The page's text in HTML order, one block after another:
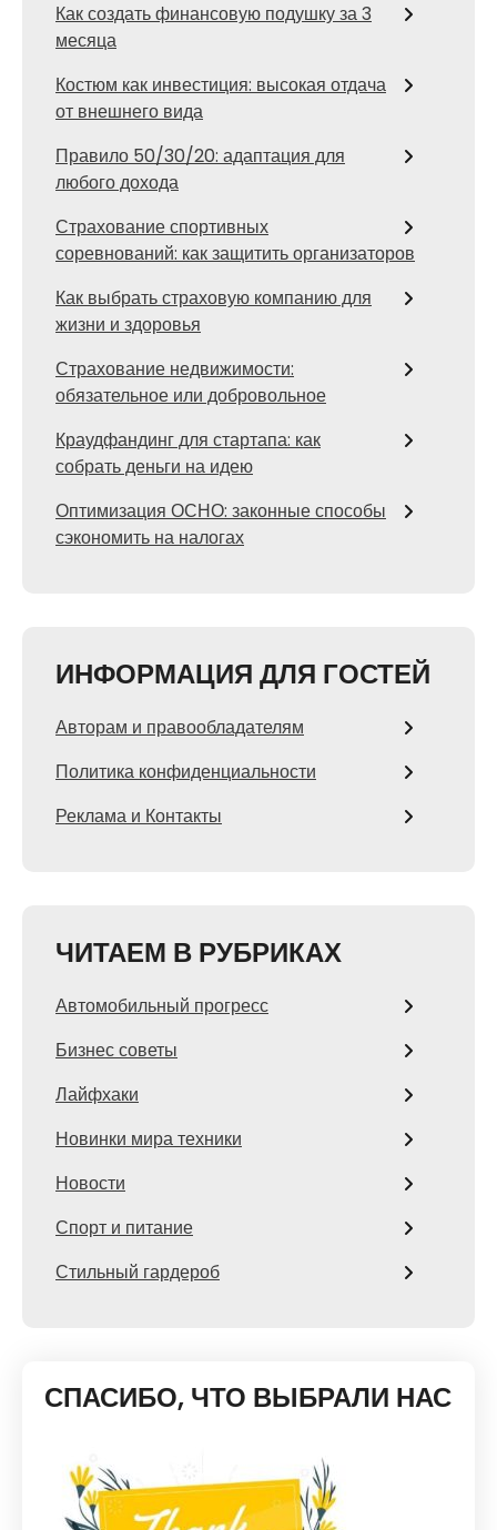
Как создать финансовую подушку за 3
месяца
Костюм как инвестиция: высокая отдача
от внешнего вида
Правило 50/30/20: адаптация для
любого дохода
Страхование спортивных
соревнований: как защитить организаторов
Как выбрать страховую компанию для
жизни и здоровья
Страхование недвижимости:
обязательное или добровольное
Краудфандинг для стартапа: как
собрать деньги на идею
Оптимизация ОСНО: законные способы
сэкономить на налогах
ИНФОРМАЦИЯ ДЛЯ ГОСТЕЙ
Авторам и правообладателям
Политика конфиденциальности
Реклама и Контакты
ЧИТАЕМ В РУБРИКАХ
Автомобильный прогресс
Бизнес советы
Лайфхаки
Новинки мира техники
Новости
Спорт и питание
Стильный гардероб
СПАСИБО, ЧТО ВЫБРАЛИ НАС